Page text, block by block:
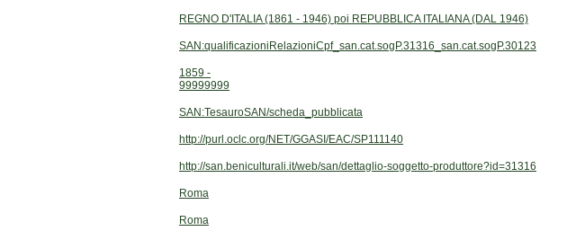
REGNO D'ITALIA (1861 - 1946) poi REPUBBLICA ITALIANA (DAL 1946)
SAN:qualificazioniRelazioniCpf_san.cat.sogP.31316_san.cat.sogP.30123
1859 -
99999999
SAN:TesauroSAN/scheda_pubblicata
http://purl.oclc.org/NET/GGASI/EAC/SP111140
http://san.beniculturali.it/web/san/dettaglio-soggetto-produttore?id=31316
Roma
Roma